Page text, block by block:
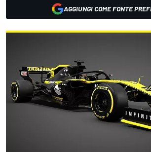
AGGIUNGI COME FONTE